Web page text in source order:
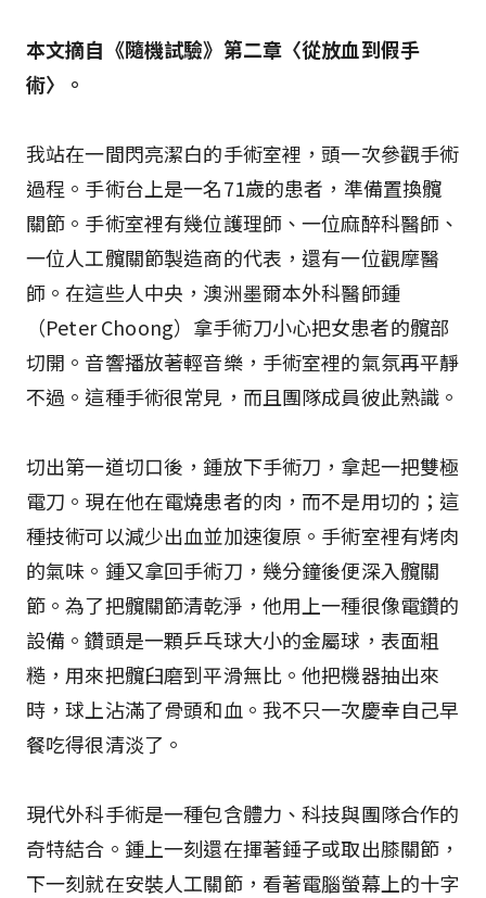
本文摘自《隨機試驗》第二章〈從放血到假手
術〉。
我站在一間閃亮潔白的手術室裡，頭一次參觀手術
過程。手術台上是一名71歲的患者，準備置換髖
關節。手術室裡有幾位護理師、一位麻醉科醫師、
一位人工髖關節製造商的代表，還有一位觀摩醫
師。在這些人中央，澳洲墨爾本外科醫師鍾
（Peter Choong）拿手術刀小心把女患者的髖部
切開。音響播放著輕音樂，手術室裡的氣氛再平靜
不過。這種手術很常見，而且團隊成員彼此熟識。
切出第一道切口後，鍾放下手術刀，拿起一把雙極
電刀。現在他在電燒患者的肉，而不是用切的；這
種技術可以減少出血並加速復原。手術室裡有烤肉
的氣味。鍾又拿回手術刀，幾分鐘後便深入髖關
節。為了把髖關節清乾淨，他用上一種很像電鑽的
設備。鑽頭是一顆乒乓球大小的金屬球，表面粗
糙，用來把髖臼磨到平滑無比。他把機器抽出來
時，球上沾滿了骨頭和血。我不只一次慶幸自己早
餐吃得很清淡了。
現代外科手術是一種包含體力、科技與團隊合作的
奇特結合。鍾上一刻還在揮著錘子或取出膝關節，
下一刻就在安裝人工關節，看著電腦螢幕上的十字